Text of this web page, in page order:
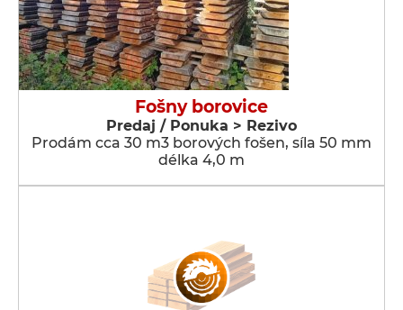
Fošny borovice
Predaj / Ponuka > Rezivo
Prodám cca 30 m3 borových fošen, síla 50 mm
délka 4,0 m